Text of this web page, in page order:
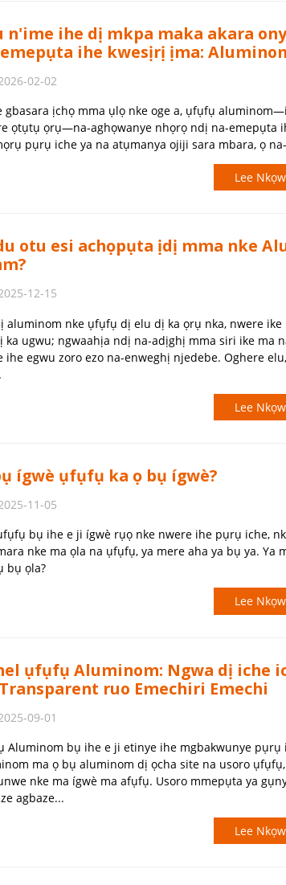
n'ime ihe dị mkpa maka akara
ihe kwesịrị ịma:
02-02
gbasara ịchọ mma ụlọ nke oge a, ụfụfụ
ọtụtụ ọrụ—na-aghọwanye nhọrọ ndị na-emepụta
pụrụ iche ya na atụmanya ojiji sara mbara, ọ
Lee
otu esi achọpụta ịdị mma nke
12-15
aluminom nke ụfụfụ dị elu dị ka ọrụ nka, nwere
ka ugwu; ngwaahịa ndị na-adịghị mma siri ike ma
ihe egwu zoro ezo na-enweghị njedebe. Oghere
Lee
ígwè ụfụfụ ka ọ bụ ígwè?
11-05
bụ ihe e ji ígwè rụọ nke nwere ihe pụrụ iche,
nke ma ọla na ụfụfụ, ya mere aha ya bụ ya. Ya
bụ ọla?
Lee
ụfụfụ Aluminom: Ngwa dị iche
ruo Emechiri Emechi
09-01
Aluminom bụ ihe e ji etinye ihe mgbakwunye pụrụ
ma ọ bụ aluminom dị ọcha site na usoro
nke ma ígwè ma afụfụ. Usoro mmepụta ya
agbaze...
Lee